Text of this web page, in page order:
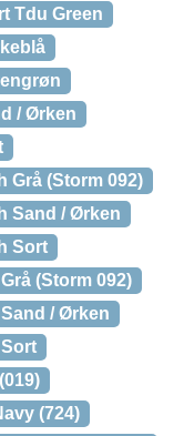
Tdu Green
/ Ørken
Grå (Storm 092)
Sand / Ørken
Sort
(Storm 092)
/ Ørken
(724)